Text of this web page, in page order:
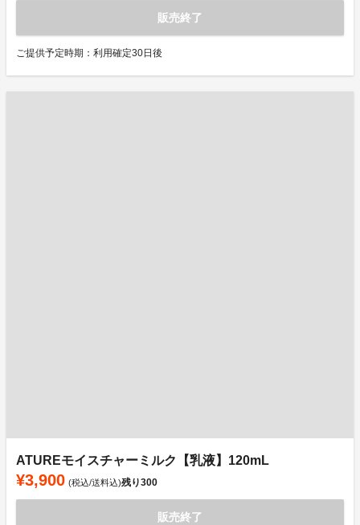
販売終了
ご提供予定時期：利用確定30日後
ATUREモイスチャーミルク【乳液】120mL
¥3,900 (税込/送料込)残り300
販売終了